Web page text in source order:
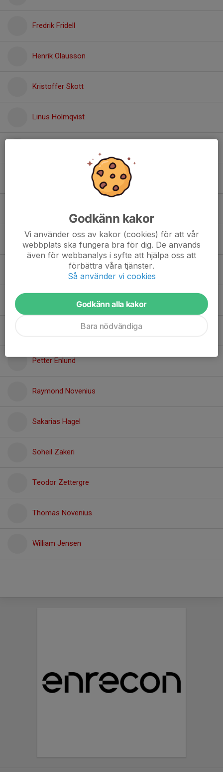
Fredrik Fridell
Henrik Olausson
Kristoffer Skott
Linus Holmqvist
Mio Hansen
Nils Schwartz Wassen
Oliver Myrberg
Petter Enlund
Raymond Novenius
Sakarias Hagel
Soheil Zakeri
Teodor Zettergre
Thomas Novenius
William Jensen
Godkänn kakor
Vi använder oss av kakor (cookies) för att vår
webbplats ska fungera bra för dig. De används
även för webbanalys i syfte att hjälpa oss att
förbättra våra tjänster.
Så använder vi cookies
Godkänn alla kakor
Bara nödvändiga